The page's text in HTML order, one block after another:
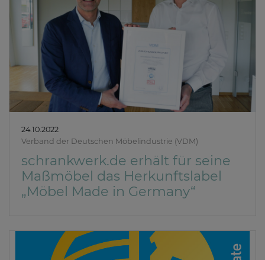
24.10.2022
Verband der Deutschen Möbelindustrie (VDM)
schrankwerk.de erhält für seine
Maßmöbel das Herkunftslabel
„Möbel Made in Germany“